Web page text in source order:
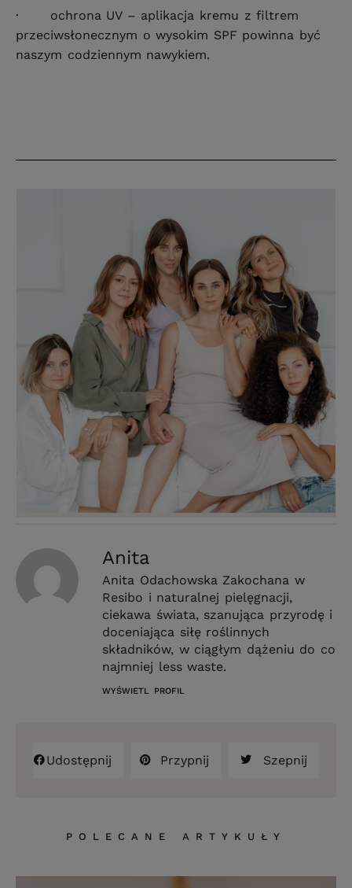
· ochrona UV – aplikacja kremu z filtrem
przeciwsłonecznym o wysokim SPF powinna być
naszym codziennym nawykiem.
Anita
Anita Odachowska Zakochana w
Resibo i naturalnej pielęgnacji,
ciekawa świata, szanująca przyrodę i
doceniająca siłę roślinnych
składników, w ciągłym dążeniu do co
najmniej less waste.
WYŚWIETL PROFIL
Udostępnij Przypnij Szepnij
POLECANE ARTYKUŁY